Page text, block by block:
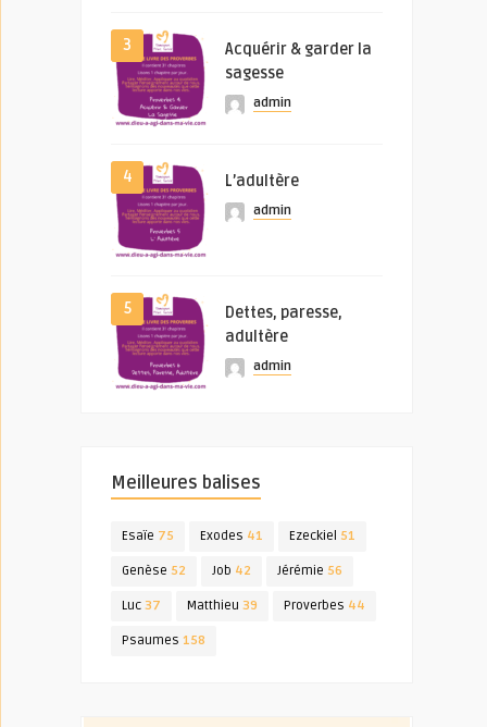
3
Acquérir & garder la
sagesse
admin
4 L’adultère
admin
5
Dettes, paresse,
adultère
admin
Meilleures balises
Esaïe 75 Exodes 41 Ezeckiel 51
Genèse 52 Job 42 Jérémie 56
Luc 37 Matthieu 39 Proverbes 44
Psaumes 158